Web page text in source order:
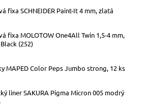
fixa SCHNEIDER Paint-It 4 mm, zlatá
fixa MOLOTOW One4All Twin 1,5-4 mm,
(252)
MAPED Color Peps Jumbo strong, 12 ks
liner SAKURA Pigma Micron 005 modrý